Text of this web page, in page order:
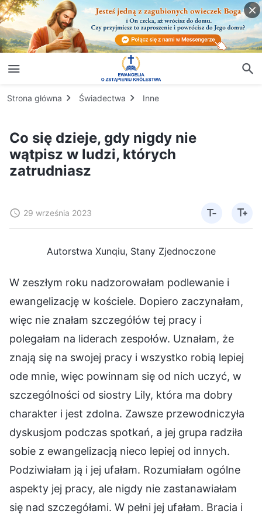
Strona główna Świadectwa Inne
Co się dzieje, gdy nigdy nie
wątpisz w ludzi, których
zatrudniasz
29 września 2023
Autorstwa Xunqiu, Stany Zjednoczone
W zeszłym roku nadzorowałam podlewanie i
ewangelizację w kościele. Dopiero zaczynałam,
więc nie znałam szczegółów tej pracy i
polegałam na liderach zespołów. Uznałam, że
znają się na swojej pracy i wszystko robią lepiej
ode mnie, więc powinnam się od nich uczyć, w
szczególności od siostry Lily, która ma dobry
charakter i jest zdolna. Zawsze przewodniczyła
dyskusjom podczas spotkań, a jej grupa radziła
sobie z ewangelizacją nieco lepiej od innych.
Podziwiałam ją i jej ufałam. Rozumiałam ogólne
aspekty jej pracy, ale nigdy nie zastanawiałam
się nad szczegółami. W pełni jej ufałam. Bracia i